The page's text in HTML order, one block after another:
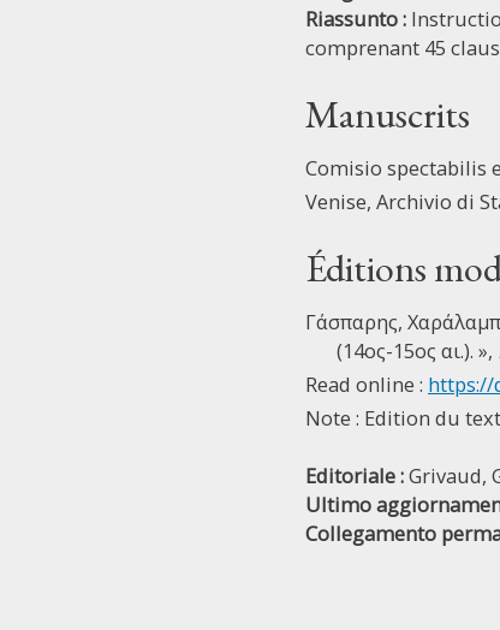
Riassunto :
comprenant 45
Manuscrits
Comisio spectabilis
Venise, Archivio di
Éditions
Γάσπαρης,
(14ος-15ος αι.). »,
Read online : https://
Note : Edition du
Editoriale :Grivaud,
Ultimo
Collegamento